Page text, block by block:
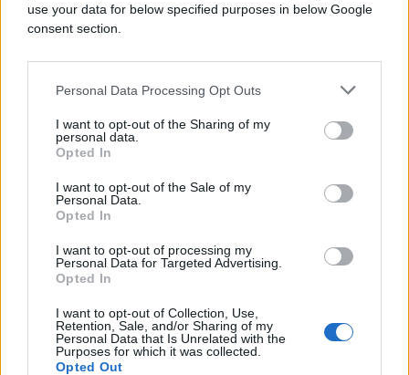
use your data for below specified purposes in below Google
consent section.
Personal Data Processing Opt Outs
I want to opt-out of the Sharing of my
personal data.
Opted In
I want to opt-out of the Sale of my
Personal Data.
Opted In
I want to opt-out of processing my
Personal Data for Targeted Advertising.
Opted In
I want to opt-out of Collection, Use,
Retention, Sale, and/or Sharing of my
Personal Data that Is Unrelated with the
Purposes for which it was collected.
Opted Out
samita koji se ove sedmice održava u Ankari.
iskoristiti Trumpov dolazak u Tursku kako bi
izdejstvovao ukidanje sankcija iz 2019. godine,
kada je Turska izbačena iz programa F-35 zbog
kupovine ruskog raketnog sistema S-400.
Iako izraelski mediji insistiraju na potpunom
embargu, analitičari spekulišu da bi Trump mogao
iskoristiti Netanyahuov pritisak kao pregovarački
ulog – tražeći od Erdogana radikalno spuštanje
tenzija i promjenu kursa prema Izraelu u zamjenu za
bilo kakve vojne ustupke.